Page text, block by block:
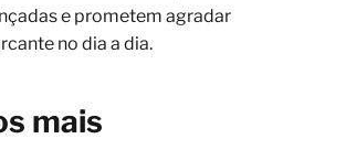
e prometem agradar
no dia a dia.
mais